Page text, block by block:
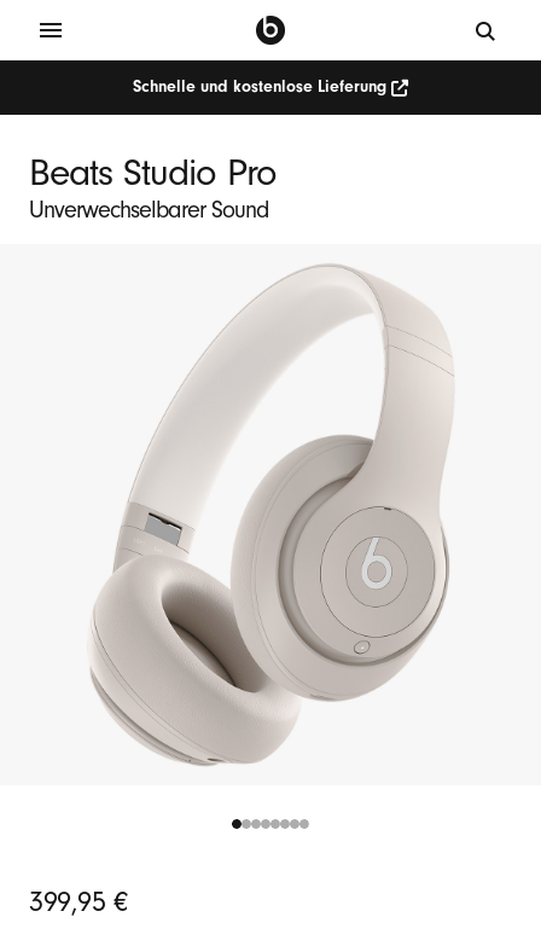
Schnelle und kostenlose Lieferung
Beats Studio Pro
Unverwechselbarer Sound
Ursprünglicher
399,95 €